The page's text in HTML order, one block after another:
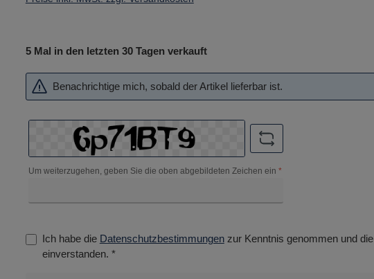
5 Mal in den letzten 30 Tagen verkauft
Benachrichtige mich, sobald der Artikel lieferbar ist.
Um weiterzugehen, geben Sie die oben abgebildeten Zeichen ein *
Ich habe die Datenschutzbestimmungenzur Kenntnis genommen und die
einverstanden. *